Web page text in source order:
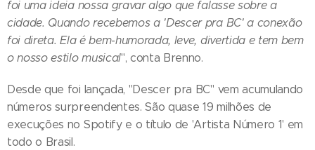
foi uma ideia nossa gravar algo que falasse sobre a
cidade. Quando recebemos a 'Descer pra BC' a conexão
foi direta. Ela é bem-humorada, leve, divertida e tem bem
o nosso estilo musical", conta Brenno.
Desde que foi lançada, "Descer pra BC" vem acumulando
números surpreendentes. São quase 19 milhões de
execuções no Spotify e o título de 'Artista Número 1' em
todo o Brasil.